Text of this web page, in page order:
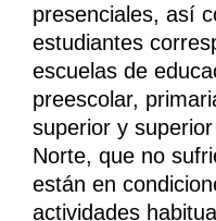
presenciales, así
estudiantes
escuelas de
preescolar,
superior y
Norte, que no
están en
actividades